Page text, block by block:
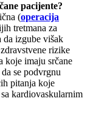
pacijente?
(operacija
tretmana za
da izgube višak
rizike
koje imaju srčane
se podvrgnu
pitanja koje
kardiovaskularnim